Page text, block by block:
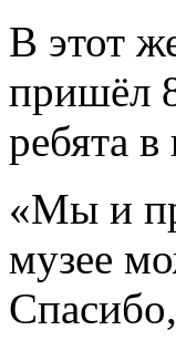
В этот
пришёл
ребята в
«Мы и
музее